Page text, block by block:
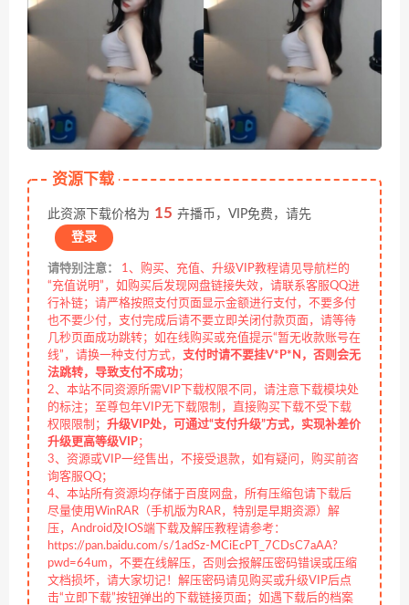
资源下载
此资源下载价格为 15 卉播币，VIP免费，请先
登录
请特别注意：
1、购买、充值、升级VIP教程请见导航栏的
“充值说明”，如购买后发现网盘链接失效，请联系客服QQ进
行补链；请严格按照支付页面显示金额进行支付，不要多付
也不要少付，支付完成后请不要立即关闭付款页面，请等待
几秒页面成功跳转；如在线购买或充值提示“暂无收款账号在
线”，请换一种支付方式， 支付时请不要挂V*P*N，否则会无
法跳转，导致支付不成功；
2、本站不同资源所需VIP下载权限不同，请注意下载模块处
的标注；至尊包年VIP无下载限制，直接购买下载不受下载
权限限制； 升级VIP处，可通过“支付升级”方式，实现补差价
升级更高等级VIP；
3、资源或VIP一经售出，不接受退款，如有疑问，购买前咨
询客服QQ；
4、本站所有资源均存储于百度网盘，所有压缩包请下载后
尽量使用WinRAR（手机版为RAR，特别是早期资源）解
压，Android及IOS端下载及解压教程请参考：
https://pan.baidu.com/s/1adSz-MCiEcPT_7CDsC7aAA?
pwd=64um，不要在线解压，否则会报解压密码错误或压缩
文档损坏，请大家切记！解压密码请见购买或升级VIP后点
击“立即下载”按钮弹出的下载链接页面；如遇下载后的档案